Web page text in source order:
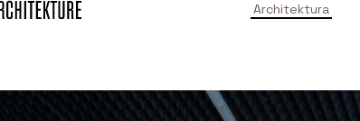
Architektura